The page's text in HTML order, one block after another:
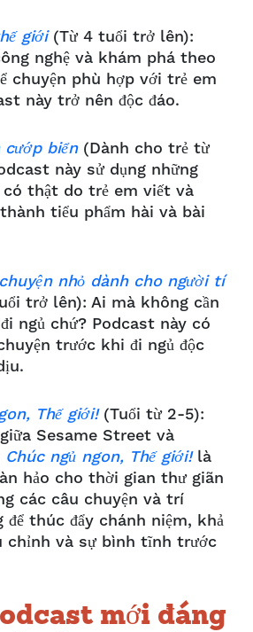
giới(Từ 4 tuổi trở lên):
nghệ và khám phá theo
chuyện phù hợp với trẻ em
này trở nên độc đáo.
cướp biển(Dành cho trẻ từ
này sử dụng những
có thật do trẻ em viết và
tiểu phẩm hài và bài
nhỏ dành cho người tí
trở lên): Ai mà không cần
ngủ chứ? Podcast này có
trước khi đi ngủ độc
Thế giới!(Tuổi từ 2-5):
Sesame Street và
Chúc ngủ ngon, Thế giới!là
hảo cho thời gian thư giãn
các câu chuyện và trí
để thúc đẩy chánh niệm, khả
chỉnh và sự bình tĩnh trước
mới đáng